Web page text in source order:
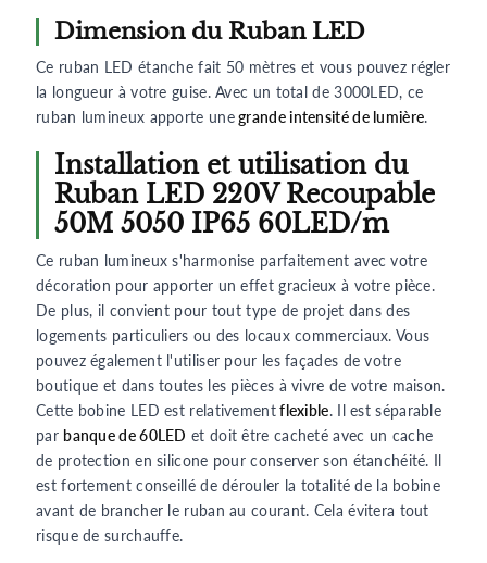
Dimension du Ruban LED
Ce ruban LED étanche fait 50 mètres et vous pouvez régler
la longueur à votre guise. Avec un total de 3000LED, ce
ruban lumineux apporte unegrande intensité de lumière.
Installation et utilisation du
Ruban LED 220V Recoupable
50M 5050 IP65 60LED/m
Ce ruban lumineux s'harmonise parfaitement avec votre
décoration pour apporter un effet gracieux à votre pièce.
De plus, il convient pour tout type de projet dans des
logements particuliers ou des locaux commerciaux. Vous
pouvez également l'utiliser pour les façades de votre
boutique et dans toutes les pièces à vivre de votre maison.
Cette bobine LED est relativementflexible. Il est séparable
par banque de 60LED et doit être cacheté avec un cache
de protection en silicone pour conserver son étanchéité. Il
est fortement conseillé de dérouler la totalité de la bobine
avant de brancher le ruban au courant. Cela évitera tout
risque de surchauffe.